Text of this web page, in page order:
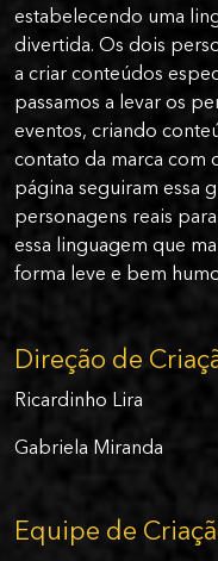
estabelecendo uma
divertida. Os dois
a criar conteúdos
passamos a levar os
eventos, criando
contato da marca com
página seguiram essa
personagens reais
essa linguagem que
forma leve e bem
Direção de
Ricardinho Lira
Gabriela Miranda
Equipe de